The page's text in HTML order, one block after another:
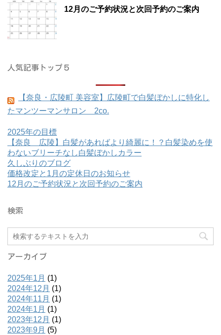
12月のご予約状況と次回予約のご案内
人気記事トップ５
【奈良・広陵町 美容室】広陵町で白髪ぼかしに特化し
たマンツーマンサロン 2co.
2025年の目標
【奈良 広陵】白髪があればより綺麗に！？白髪染めを使
わないブリーチなし白髪ぼかしカラー
久しぶりのブログ
価格改定と1月の定休日のお知らせ
12月のご予約状況と次回予約のご案内
検索
アーカイブ
2025年1月 (1)
2024年12月 (1)
2024年11月 (1)
2024年1月 (1)
2023年12月 (1)
2023年9月 (5)